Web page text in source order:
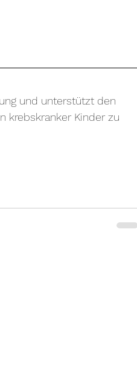
und unterstützt den
krebskranker Kinder zu